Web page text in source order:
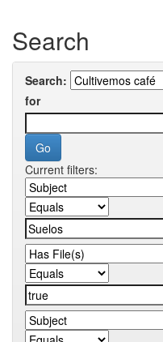
Search
Search:
for
Current filters: